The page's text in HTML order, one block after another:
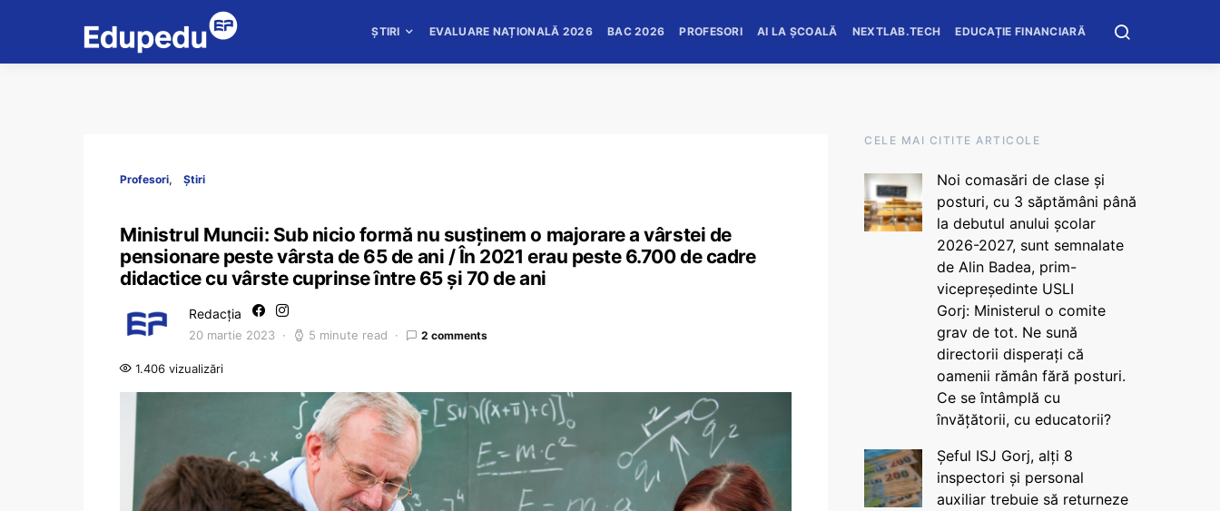
ȘTIRI EVALUARE NAȚIONALĂ 2026 BAC 2026 PROFESORI AI LA ȘCOALĂ NEXTLAB.TECH EDUCAȚIE FINANCIARĂ
Profesori Știri
Ministrul Muncii: Sub nicio formă nu susţinem o majorare a vârstei de
pensionare peste vârsta de 65 de ani / În 2021 erau peste 6.700 de cadre
didactice cu vârste cuprinse între 65 și 70 de ani
Redacția
20 martie 2023 5 minute read 2 comments
1.406 vizualizări
CELE MAI CITITE ARTICOLE
Noi comasări de clase și
posturi, cu 3 săptămâni până
la debutul anului școlar
2026-2027, sunt semnalate
de Alin Badea, prim-
vicepreședinte USLI
Gorj: Ministerul o comite
grav de tot. Ne sună
directorii disperați că
oamenii rămân fără posturi.
Ce se întâmplă cu
învățătorii, cu educatorii?
Șeful ISJ Gorj, alți 8
inspectori și personal
auxiliar trebuie să returneze